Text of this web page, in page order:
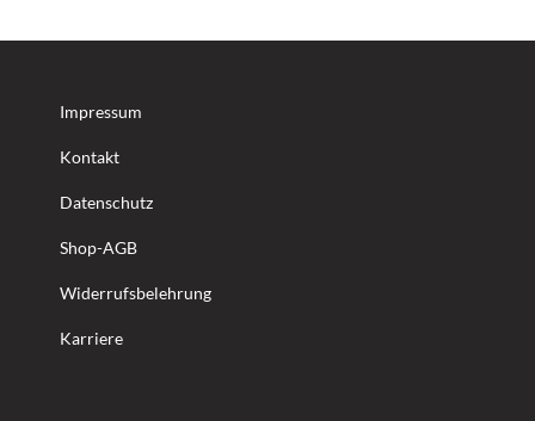
Impressum
Kontakt
Datenschutz
Shop-AGB
Widerrufsbelehrung
Karriere